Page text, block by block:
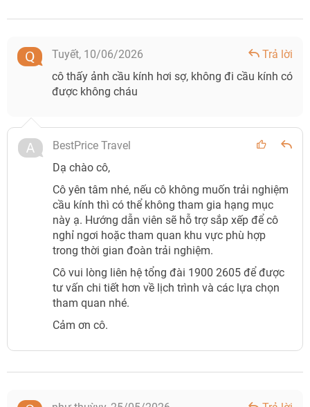
Tuyết, 10/06/2026
Trả lời
cô thấy ảnh cầu kính hơi sợ, không đi cầu kính có
được không cháu
BestPrice Travel
Dạ chào cô,
Cô yên tâm nhé, nếu cô không muốn trải nghiệm
cầu kính thì có thể không tham gia hạng mục
này ạ. Hướng dẫn viên sẽ hỗ trợ sắp xếp để cô
nghỉ ngơi hoặc tham quan khu vực phù hợp
trong thời gian đoàn trải nghiệm.
Cô vui lòng liên hệ tổng đài 1900 2605 để được
tư vấn chi tiết hơn về lịch trình và các lựa chọn
tham quan nhé.
Cảm ơn cô.